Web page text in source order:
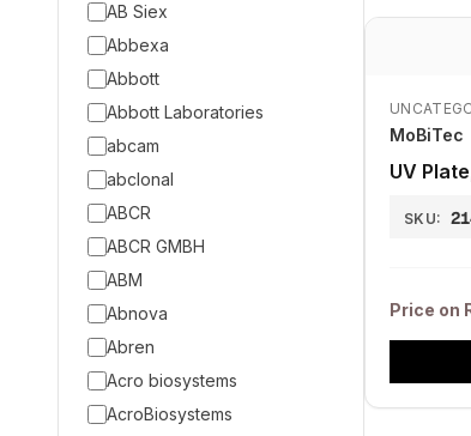
AB Siex
Abbexa
Abbott
Abbott Laboratories
abcam
abclonal
ABCR
ABCR GMBH
ABM
Abnova
Abren
Acro biosystems
AcroBiosystems
MoBiTec
UV
SKU:
Price on